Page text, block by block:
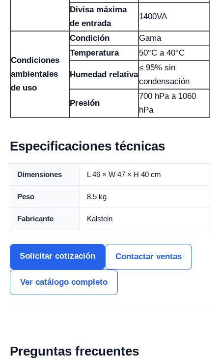
Divisa máxima
de entrada
1400VA
Condiciones
ambientales
de uso
Condición
Gama
Temperatura
50°C a 40°C
Humedad relativa
≤ 95% sin
condensación
Presión
700 hPa a 1060
hPa
Especificaciones técnicas
Dimensiones L 46 × W 47 × H 40 cm
Peso 8.5 kg
Fabricante Kalstein
Solicitar cotización Contactar ventas
Ver catálogo completo
Preguntas frecuentes